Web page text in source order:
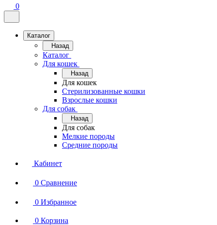
0
Каталог
Назад
Каталог
Для кошек
Назад
Для кошек
Стерилизованные кошки
Взрослые кошки
Для собак
Назад
Для собак
Мелкие породы
Средние породы
Кабинет
0 Сравнение
0 Избранное
0 Корзина